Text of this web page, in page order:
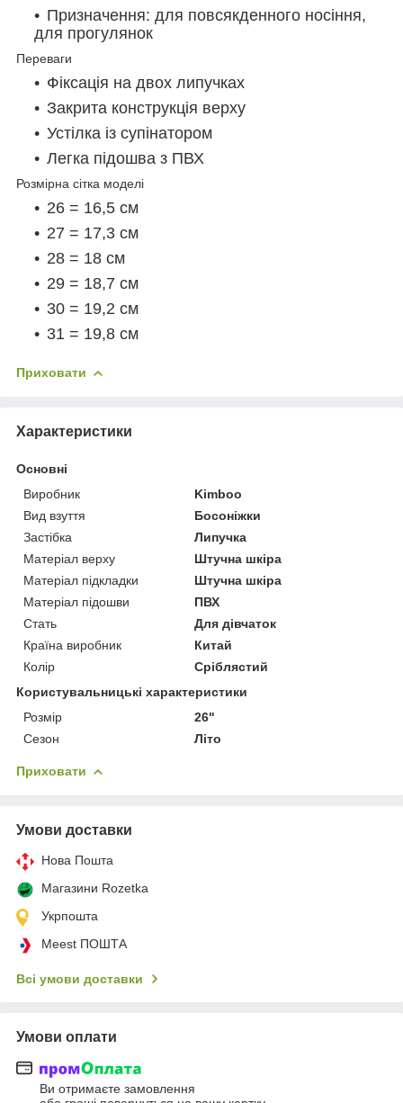
Призначення: для повсякденного носіння,
для прогулянок
Переваги
Фіксація на двох липучках
Закрита конструкція верху
Устілка із супінатором
Легка підошва з ПВХ
Розмірна сітка моделі
26 = 16,5 см
27 = 17,3 см
28 = 18 см
29 = 18,7 см
30 = 19,2 см
31 = 19,8 см
Приховати
Характеристики
Основні
Виробник
Kimboo
Вид взуття
Босоніжки
Застібка
Липучка
Матеріал верху
Штучна шкіра
Матеріал підкладки
Штучна шкіра
Матеріал підошви
ПВХ
Стать
Для дівчаток
Країна виробник
Китай
Колір
Сріблястий
Користувальницькі характеристики
Розмір
26"
Сезон
Літо
Приховати
Умови доставки
Нова Пошта
Магазини Rozetka
Укрпошта
Meest ПОШТА
Всі умови доставки
Умови оплати
Ви отримаєте замовлення